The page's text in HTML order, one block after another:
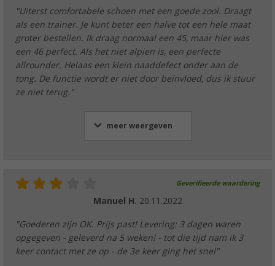
"Uiterst comfortabele schoen met een goede zool. Draagt
als een trainer. Je kunt beter een halve tot een hele maat
groter bestellen. Ik draag normaal een 45, maar hier was
een 46 perfect. Als het niet alpien is, een perfecte
allrounder. Helaas een klein naaddefect onder aan de
tong. De functie wordt er niet door beïnvloed, dus ik stuur
ze niet terug."
meer weergeven
Geverifieerde waardering
Manuel H. 20.11.2022
"Goederen zijn OK. Prijs past! Levering: 3 dagen waren
opgegeven - geleverd na 5 weken! - tot die tijd nam ik 3
keer contact met ze op - de 3e keer ging het snel"